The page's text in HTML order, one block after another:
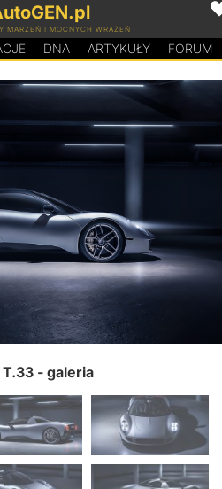
MARZEŃ I MOCNYCH WRAŻEŃ
DNA ARTYKUŁY FORUM
- galeria